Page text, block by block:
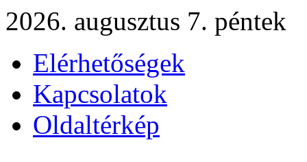
2026. augusztus 7. péntek
Elérhetőségek
Kapcsolatok
Oldaltérkép